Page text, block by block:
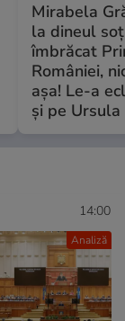
Mirabela
la dineul
îmbrăcat
României,
așa! Le-a
și pe
Analiză
14:00